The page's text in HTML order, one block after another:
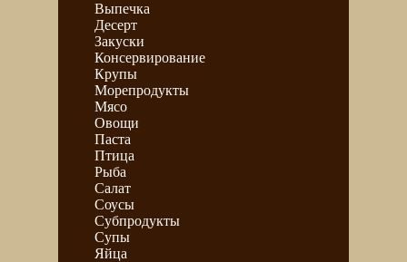
Выпечка
Десерт
Закуски
Консервирование
Крупы
Морепродукты
Мясо
Овощи
Паста
Птица
Рыба
Салат
Соусы
Субпродукты
Супы
Яйца